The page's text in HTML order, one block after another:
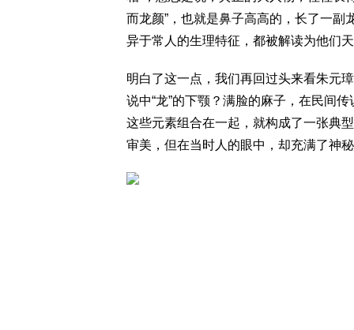
而龙颜”，也就是鼻子高高的，长了一副
异于常人的生理特征，都被解读为他们
明白了这一点，我们再回过头来看朱元
说中“龙”的下颚？满脸的麻子，在民间
这些元素组合在一起，就构成了一张典
审美，但在当时人的眼中，却充满了神秘